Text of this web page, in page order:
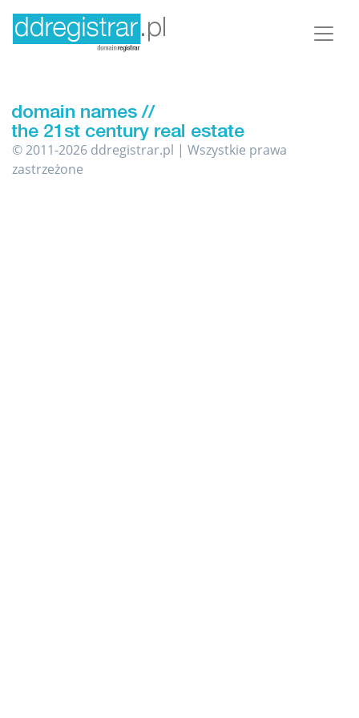
© 2011-2026 ddregistrar.pl | Wszystkie prawa
zastrzeżone